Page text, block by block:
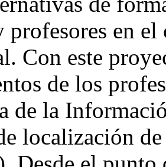
profesores en
Con este
de los
de la
localización